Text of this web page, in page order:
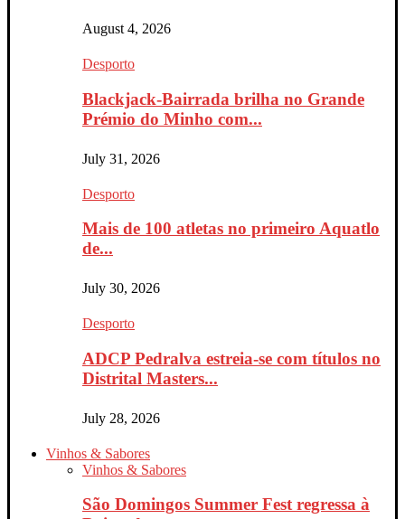
August 4, 2026
Desporto
Blackjack-Bairrada brilha no Grande
Prémio do Minho com...
July 31, 2026
Desporto
Mais de 100 atletas no primeiro Aquatlo
de...
July 30, 2026
Desporto
ADCP Pedralva estreia-se com títulos no
Distrital Masters...
July 28, 2026
Vinhos & Sabores
Vinhos & Sabores
São Domingos Summer Fest regressa à